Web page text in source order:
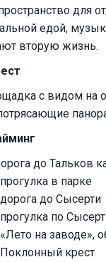
для
едой,
вторую жизнь.
с видом на
до Тальков
в парке
до Сысерти
по
на заводе»,
крест